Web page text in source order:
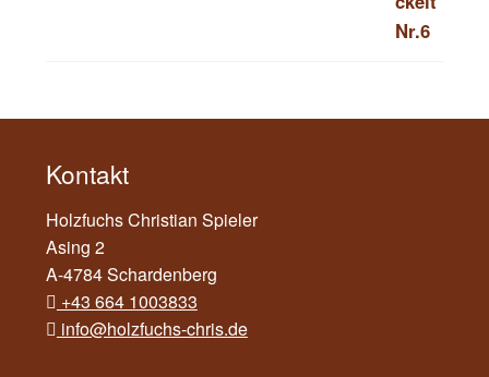
Kontakt
Holzfuchs Christian Spieler
Asing 2
A-4784 Schardenberg
+43 664 1003833
info@holzfuchs-chris.de